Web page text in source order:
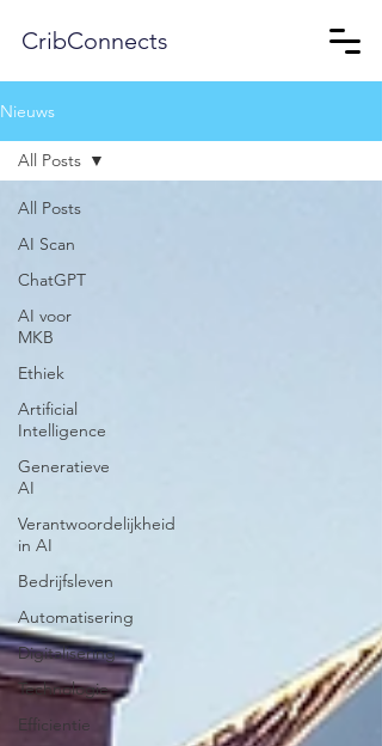
CribConnects
Nieuws
All Posts
AI Scan
ChatGPT
AI voor
MKB
Ethiek
Artificial
Intelligence
Generatieve
AI
Verantwoordelijkheid
in AI
Bedrijfsleven
Automatisering
Digitalisering
Technologie
Efficientie
All Posts